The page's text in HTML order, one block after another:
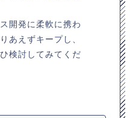
開発に柔軟に携わ
あえずキープし、
検討してみてくだ